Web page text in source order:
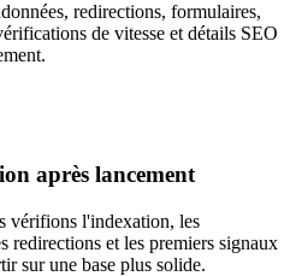
redirections, formulaires,
de vitesse et détails SEO
après lancement
vérifions l'indexation, les
redirections et les premiers signaux
sur une base plus solide.